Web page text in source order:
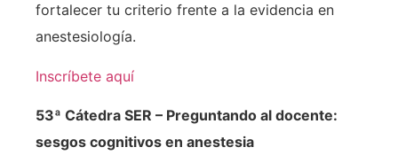
fortalecer tu criterio frente a la evidencia en
anestesiología.
Inscríbete aquí
53ª Cátedra SER – Preguntando al docente:
sesgos cognitivos en anestesia